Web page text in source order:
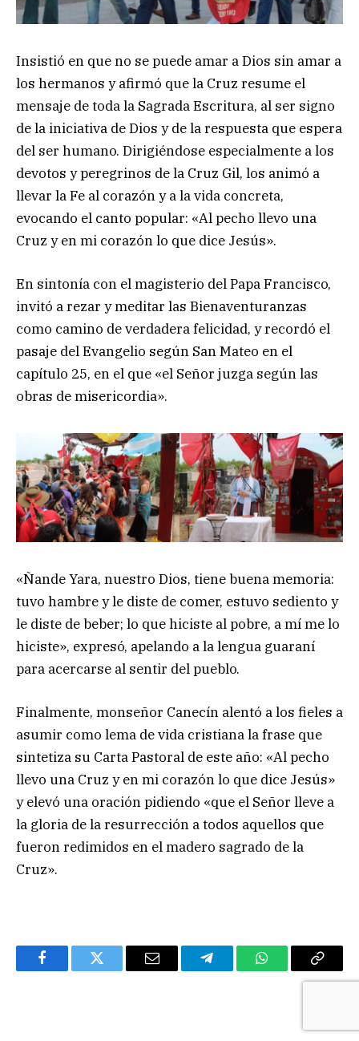
Insistió en que no se puede amar a Dios sin amar a
los hermanos y afirmó que la Cruz resume el
mensaje de toda la Sagrada Escritura, al ser signo
de la iniciativa de Dios y de la respuesta que espera
del ser humano. Dirigiéndose especialmente a los
devotos y peregrinos de la Cruz Gil, los animó a
llevar la Fe al corazón y a la vida concreta,
evocando el canto popular: «Al pecho llevo una
Cruz y en mi corazón lo que dice Jesús».
En sintonía con el magisterio del Papa Francisco,
invitó a rezar y meditar las Bienaventuranzas
como camino de verdadera felicidad, y recordó el
pasaje del Evangelio según San Mateo en el
capítulo 25, en el que «el Señor juzga según las
obras de misericordia».
«Ñande Yara, nuestro Dios, tiene buena memoria:
tuvo hambre y le diste de comer, estuvo sediento y
le diste de beber; lo que hiciste al pobre, a mí me lo
hiciste», expresó, apelando a la lengua guaraní
para acercarse al sentir del pueblo.
Finalmente, monseñor Canecín alentó a los fieles a
asumir como lema de vida cristiana la frase que
sintetiza su Carta Pastoral de este año: «Al pecho
llevo una Cruz y en mi corazón lo que dice Jesús»
y elevó una oración pidiendo «que el Señor lleve a
la gloria de la resurrección a todos aquellos que
fueron redimidos en el madero sagrado de la
Cruz».
FacebookTwitter Email TelegramWhatsAppCopy